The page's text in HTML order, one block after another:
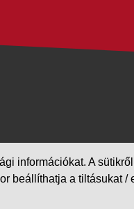
információkat. A
beállíthatja a tiltásukat /